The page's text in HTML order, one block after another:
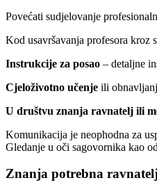
Povećati sudjelovanje
Kod usavršavanja profesora kroz
Instrukcije za posao – detaljne
Cjeloživotno učenje ili
U društvu znanja ravnatelj ili
Komunikacija je neophodna za
Gledanje u oči sagovornika kao
Znanja potrebna